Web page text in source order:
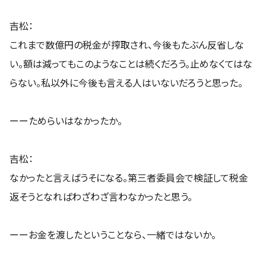
吉松：
これまで数億円の税金が搾取され、今後もたぶん反省しな
い。額は減ってもこのようなことは続くだろう。止めなくてはな
らない。私以外に今後も言える人はいないだろうと思った。
ーーためらいはなかったか。
吉松：
なかったと言えばうそになる。第三者委員会で検証して税金
返そうとなればわざわざ言わなかったと思う。
ーーお金を渡したということなら、一緒ではないか。